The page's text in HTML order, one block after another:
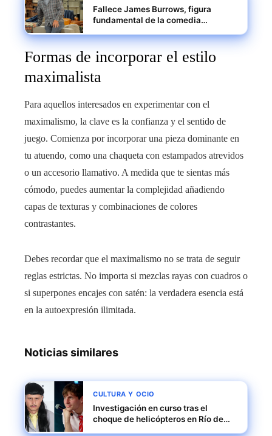
Fallece James Burrows, figura
fundamental de la comedia
Formas de incorporar el estilo
maximalista
Para aquellos interesados en experimentar con el
maximalismo, la clave es la confianza y el sentido de
juego. Comienza por incorporar una pieza dominante en
tu atuendo, como una chaqueta con estampados atrevidos
o un accesorio llamativo. A medida que te sientas más
cómodo, puedes aumentar la complejidad añadiendo
capas de texturas y combinaciones de colores
contrastantes.
Debes recordar que el maximalismo no se trata de seguir
reglas estrictas. No importa si mezclas rayas con cuadros o
si superpones encajes con satén: la verdadera esencia está
en la autoexpresión ilimitada.
Noticias similares
CULTURA Y OCIO
Investigación en curso tras el
choque de helicópteros en Río de